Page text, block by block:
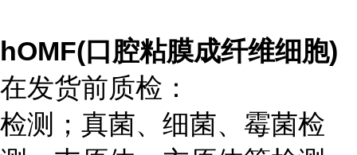
hOMF(口腔粘膜成纤维细胞)
在发货前质检：
检测；真菌、细菌、霉菌检